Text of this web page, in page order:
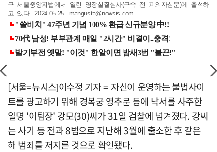
구 서울중앙지법에서 열린 영장실질심사(구속 전 피의자심문)에 출석하
고 있다. 2024.05.25. mangusta@newsis.com
[서울=뉴시스]이수정 기자 = 자신이 운영하는 불법사이
트를 광고하기 위해 경복궁 영추문 등에 낙서를 사주한
일명 '이팀장' 강모(30)씨가 31일 검찰에 넘겨졌다. 강씨
는 사기 등 전과 8범으로 지난해 3월에 출소한 후 같은
해 범죄를 저지른 것으로 확인됐다.